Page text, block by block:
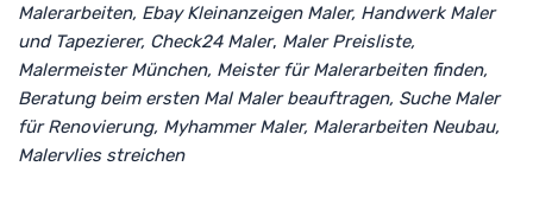
Malerarbeiten, Ebay Kleinanzeigen Maler, Handwerk Maler
und Tapezierer, Check24 Maler, Maler Preisliste,
Malermeister München, Meister für Malerarbeiten finden,
Beratung beim ersten Mal Maler beauftragen, Suche Maler
für Renovierung, Myhammer Maler, Malerarbeiten Neubau,
Malervlies streichen